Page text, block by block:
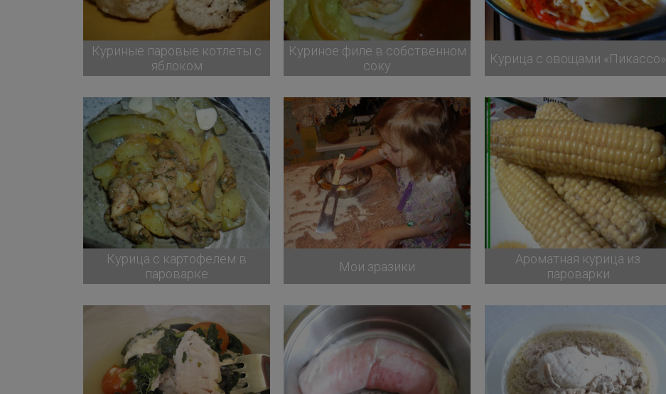
Куриные паровые котлеты с
яблоком
Куриное филе в собственном
соку
Курица с овощами «Пикассо»
Курица с картофелем в
пароварке
Мои зразики
Ароматная курица из
пароварки